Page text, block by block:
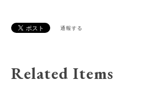
通報する
Related Items